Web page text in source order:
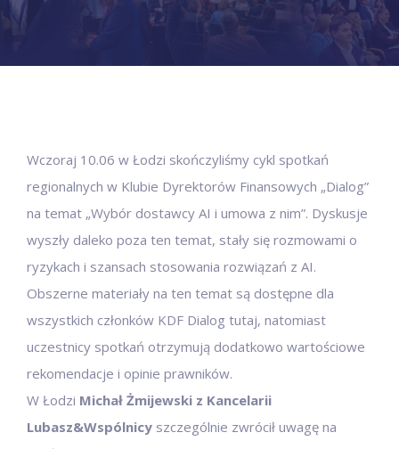
Wczoraj 10.06 w Łodzi skończyliśmy cykl spotkań
regionalnych w Klubie Dyrektorów Finansowych „Dialog”
na temat „Wybór dostawcy AI i umowa z nim”. Dyskusje
wyszły daleko poza ten temat, stały się rozmowami o
ryzykach i szansach stosowania rozwiązań z AI.
Obszerne materiały na ten temat są dostępne dla
wszystkich członków KDF Dialog tutaj, natomiast
uczestnicy spotkań otrzymują dodatkowo wartościowe
rekomendacje i opinie prawników.
W Łodzi Michał Żmijewski z Kancelarii
Lubasz&Wspólnicy szczególnie zwrócił uwagę na